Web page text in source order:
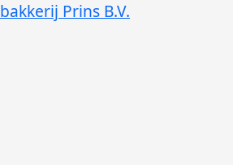
Prins B.V.